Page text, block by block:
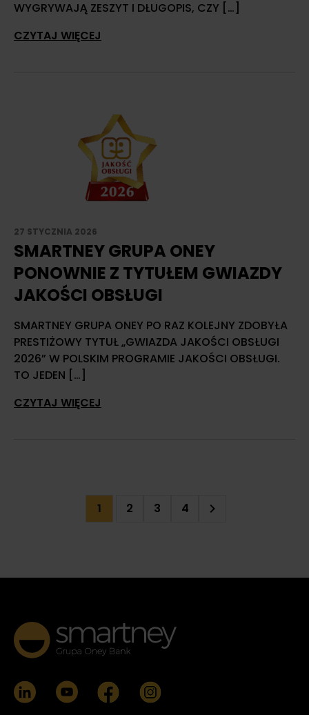
WYGRYWAJĄ ZESZYT I DŁUGOPIS, CZY […]
CZYTAJ WIĘCEJ
27 STYCZNIA 2026
SMARTNEY GRUPA ONEY
PONOWNIE Z TYTUŁEM GWIAZDY
JAKOŚCI OBSŁUGI
SMARTNEY GRUPA ONEY PO RAZ KOLEJNY ZDOBYŁA
PRESTIŻOWY TYTUŁ „GWIAZDA JAKOŚCI OBSŁUGI
2026” W POLSKIM PROGRAMIE JAKOŚCI OBSŁUGI.
TO JEDEN […]
CZYTAJ WIĘCEJ
1 2 3 4